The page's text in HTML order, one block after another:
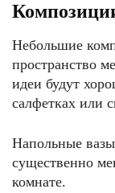
Небольшие
пространство
идеи будут
салфетках или
Напольные
существенно
комнате.